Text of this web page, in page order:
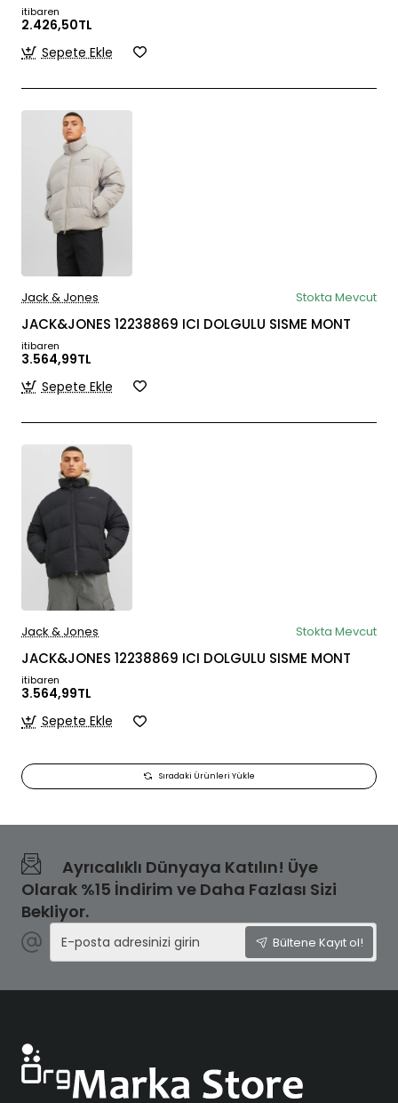
itibaren
2.426,50TL
Sepete Ekle
Jack & Jones Stokta Mevcut
JACK&JONES 12238869 ICI DOLGULU SISME MONT
itibaren
3.564,99TL
Sepete Ekle
Jack & Jones Stokta Mevcut
JACK&JONES 12238869 ICI DOLGULU SISME MONT
itibaren
3.564,99TL
Sepete Ekle
Sıradaki Ürünleri Yükle
Ayrıcalıklı Dünyaya Katılın! Üye
Olarak %15 İndirim ve Daha Fazlası Sizi
Bekliyor.
E-
posta
adresinizi
Bültene Kayıt ol!